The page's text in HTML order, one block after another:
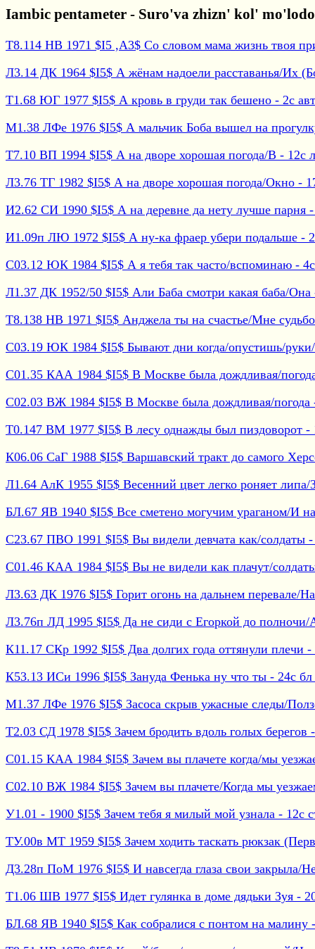
Iambic pentameter - Suro'va zhizn' kol'
Т8.114 НВ 1971 $I5 ,A3$ Со словом мама жизнь твоя
Л3.14 ДК 1964 $I5$ А жёнам надоели расставанья/Их
Т1.68 ЮГ 1977 $I5$ А кровь в груди так бешено - 2с
М1.38 ЛФе 1976 $I5$ А мальчик Боба вышел на
Т7.10 ВП 1994 $I5$ А на дворе хорошая погода/В - 12с
Л3.76 ТГ 1982 $I5$ А на дворе хорошая погода/Окно -
И2.62 СИ 1990 $I5$ А на деревне да нету лучше парня
И1.09п ЛЮ 1972 $I5$ А ну-ка фраер убери подальше -
С03.12 ЮК 1984 $I5$ А я тебя так часто/вспоминаю -
Л1.37 ДК 1952/50 $I5$ Али Баба смотри какая баба/Она
Т8.138 НВ 1971 $I5$ Анджела ты на счастье/Мне
С03.19 ЮК 1984 $I5$ Бывают дни когда/опустишь/
С01.35 КАА 1984 $I5$ В Москве была дождливая/
С02.03 ВЖ 1984 $I5$ В Москве была дождливая/погода
Т0.147 ВМ 1977 $I5$ В лесу однажды был пиздоворот -
К06.06 СаГ 1988 $I5$ Варшавский тракт до самого
Л1.64 АлК 1955 $I5$ Весенний цвет легко роняет
БЛ.67 ЯВ 1940 $I5$ Все сметено могучим ураганом/И
С23.67 ПВО 1991 $I5$ Вы видели девчата как/солдаты -
С01.46 КАА 1984 $I5$ Вы не видели как плачут/
Л3.63 ДК 1976 $I5$ Горит огонь на дальнем перевале/
Л3.76п ЛД 1995 $I5$ Да не сиди с Егоркой до полночи/
К11.17 СКр 1992 $I5$ Два долгих года оттянули плечи -
К53.13 ИСи 1996 $I5$ Зануда Фенька ну что ты - 24с
М1.37 ЛФе 1976 $I5$ Засоса скрыв ужасные следы/
Т2.03 СД 1978 $I5$ Зачем бродить вдоль голых
С01.15 КАА 1984 $I5$ Зачем вы плачете когда/мы
С02.10 ВЖ 1984 $I5$ Зачем вы плачете/Когда мы
У1.01 - 1900 $I5$ Зачем тебя я милый мой узнала - 12с
ТУ.00в МТ 1959 $I5$ Зачем ходить таскать рюкзак
Д3.28п ПоМ 1976 $I5$ И навсегда глаза свои закрыла/
Т1.06 ШВ 1977 $I5$ Идет гулянка в доме дядьки Зуя -
БЛ.68 ЯВ 1940 $I5$ Как собралися с понтом на малину